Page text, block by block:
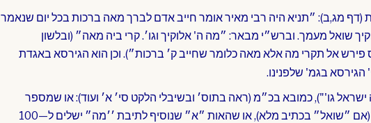
מג,ב): ״תניא היה רבי מאיר אומר חייב אדם לברך מאה ברכות בכל יום שנאמר
שואל מעמך. וברש״י מבאר: ״מה ה' אלוקיך וגו׳. קרי ביה מאה״ (ובלשון
אל תקרי מה אלא מאה כלומר שחייב ק׳ ברכות״). וכן הוא הגירסא באגדת
הגירסא בגמ' שלפנינו.
ישראל גו'"), כמובא בכ״מ (ראה בתוס׳ ובשיבלי הלקט סי׳ א׳ ועוד): או שמספר
האותיות שבפסוק זה עולים ל—100 (אם ״שואל״ בכתיב מלא), או שהאות ״א״ שנוסיף לתיבת ׳׳מה״ ישלים ל—100